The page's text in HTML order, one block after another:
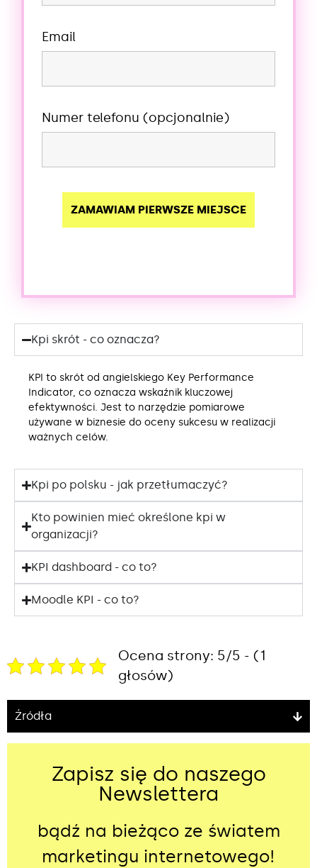
Email
Numer telefonu (opcjonalnie)
Kpi skrót - co oznacza?
KPI to skrót od angielskiego Key Performance
Indicator, co oznacza wskaźnik kluczowej
efektywności. Jest to narzędzie pomiarowe
używane w biznesie do oceny sukcesu w realizacji
ważnych celów.
Kpi po polsku - jak przetłumaczyć?
Kto powinien mieć określone kpi w
organizacji?
KPI dashboard - co to?
Moodle KPI - co to?
Ocena strony: 5/5 - (1
głosów)
Źródła
Zapisz się do naszego
Newslettera
bądź na bieżąco ze światem
marketingu internetowego!